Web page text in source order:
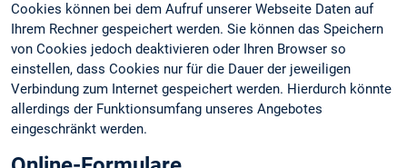
Cookies können bei dem Aufruf unserer Webseite Daten auf
Ihrem Rechner gespeichert werden. Sie können das Speichern
von Cookies jedoch deaktivieren oder Ihren Browser so
einstellen, dass Cookies nur für die Dauer der jeweiligen
Verbindung zum Internet gespeichert werden. Hierdurch könnte
allerdings der Funktionsumfang unseres Angebotes
eingeschränkt werden.